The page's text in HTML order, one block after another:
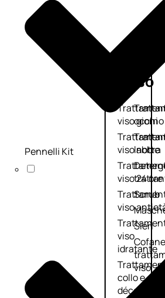
Viso
viso giorno
viso notte
viso 24 ore
viso
viso
idratante
Trattamento
collo e
décolleté
occhi
labbra
Scrub
Sieri
viso
Pennelli Kit